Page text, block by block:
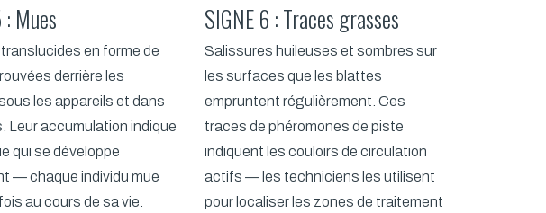
Mues
en forme de
derrière les
les appareils et dans
Leur accumulation indique
qui se développe
— chaque individu mue
au cours de sa vie.
SIGNE 6 : Traces grasses
Salissures huileuses et sombres sur
les surfaces que les blattes
empruntent régulièrement. Ces
traces de phéromones de piste
indiquent les couloirs de circulation
actifs — les techniciens les utilisent
pour localiser les zones de traitement